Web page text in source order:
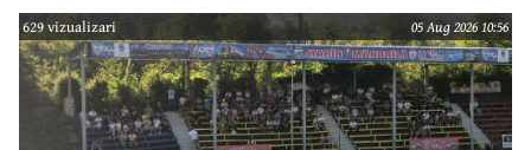
629 vizualizari 05 Aug 2026 10:56